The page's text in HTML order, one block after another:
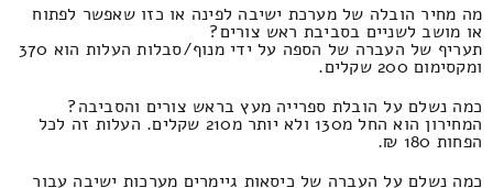
מה מחיר הובלה של מערכת ישיבה לפינה או כזו שאפשר לפתוח
או מושב לשניים בסביבת ראש צורים?
תעריף של העברה של הספה על ידי מנוף/סבלות העלות הוא 370
ומקסימום 200 שקלים.
כמה נשלם על הובלת ספרייה מעץ בראש צורים והסביבה?
המחירון הוא החל מ130 ולא יותר מ210 שקלים. העלות זה לכל
הפחות 180 ₪.
כמה נשלם על העברה של כיסאות גיימרים מערכות ישיבה עבור